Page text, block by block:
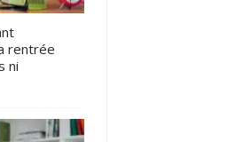
rentrée
ni